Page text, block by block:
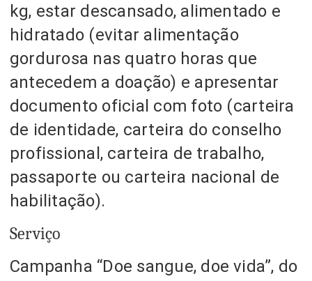
kg, estar descansado, alimentado e
hidratado (evitar alimentação
gordurosa nas quatro horas que
antecedem a doação) e apresentar
documento oficial com foto (carteira
de identidade, carteira do conselho
profissional, carteira de trabalho,
passaporte ou carteira nacional de
habilitação).
Serviço
Campanha “Doe sangue, doe vida”, do